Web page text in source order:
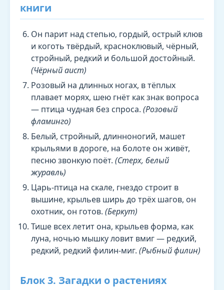
книги
Он парит над степью, гордый, острый клюв
и коготь твёрдый, красноклювый, чёрный,
стройный, редкий и большой достойный.
(Чёрный аист)
Розовый на длинных ногах, в тёплых
плавает морях, шею гнёт как знак вопроса
— птица чудная без спроса. (Розовый
фламинго)
Белый, стройный, длинноногий, машет
крыльями в дороге, на болоте он живёт,
песню звонкую поёт. (Стерх, белый
журавль)
Царь-птица на скале, гнездо строит в
вышине, крыльев ширь до трёх шагов, он
охотник, он готов. (Беркут)
Тише всех летит она, крыльев форма, как
луна, ночью мышку ловит вмиг — редкий,
редкий, редкий филин-миг. (Рыбный филин)
Блок 3. Загадки о растениях